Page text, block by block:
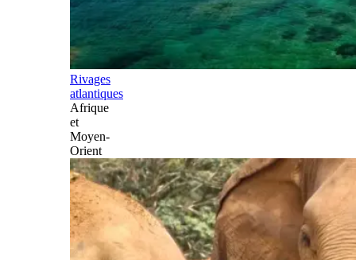
Rivages
atlantiques
Afrique
et
Moyen-
Orient